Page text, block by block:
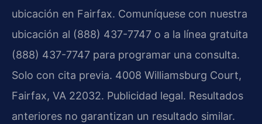
ubicación en Fairfax. Comuníquese con nuestra
ubicación al (888) 437-7747 o a la línea gratuita
(888) 437-7747 para programar una consulta.
Solo con cita previa. 4008 Williamsburg Court,
Fairfax, VA 22032. Publicidad legal. Resultados
anteriores no garantizan un resultado similar.